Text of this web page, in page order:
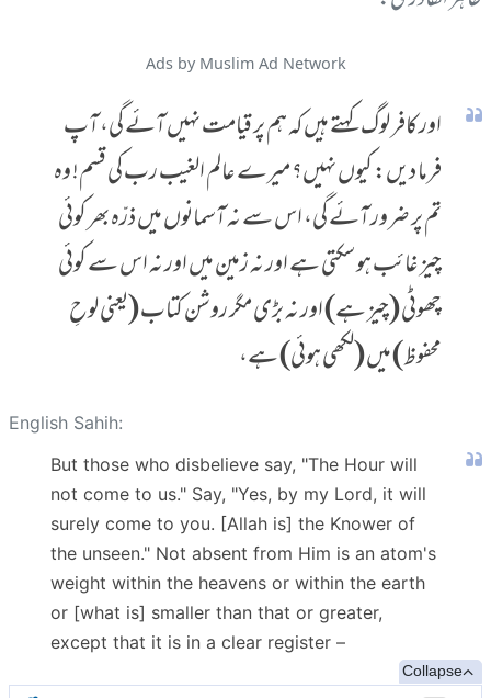
Ads by Muslim Ad Network
اور کافر لوگ کہتے ہیں کہ ہم پر قیامت نہیں آئے گی، آپ
فرما دیں: کیوں نہیں؟ میرے عالم الغیب رب کی قسم! وہ
تم پر ضرور آئے گی، اس سے نہ آسمانوں میں ذرّہ بھر کوئی
چیز غائب ہو سکتی ہے اور نہ زمین میں اور نہ اس سے کوئی
چھوٹی (چیز ہے) اور نہ بڑی مگر روشن کتاب (یعنی لوحِ
محفوظ) میں (لکھی ہوئی) ہے،
English Sahih:
But those who disbelieve say, "The Hour will
not come to us." Say, "Yes, by my Lord, it will
surely come to you. [Allah is] the Knower of
the unseen." Not absent from Him is an atom's
weight within the heavens or within the earth
or [what is] smaller than that or greater,
except that it is in a clear register –
Collapse